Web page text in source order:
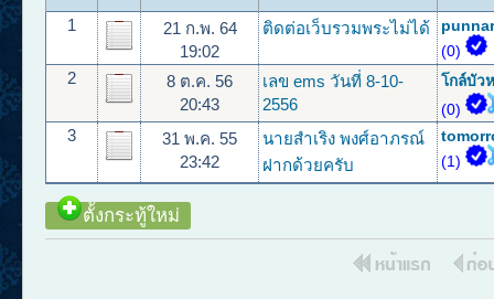
1
21 ก.พ. 64
19:02
ติดต่อเว็บรวมพระไม่ได้
(0)
2
8 ต.ค. 56
20:43
เลข ems วันที่ 8-10-
2556
โกล์บัว
(0)
3
31 พ.ค. 55
23:42
นายสำเริง พงศ์อาภรณ์
ฝากด้วยครับ
(1)
ตั้งกระทู้ใหม่